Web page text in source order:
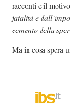
racconti e il
fatalità e
cemento della
Ma in cosa spera